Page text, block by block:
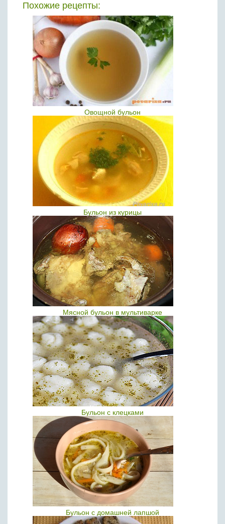
Похожие рецепты:
Овощной бульон
Бульон из курицы
Мясной бульон в мультиварке
Бульон с клецками
Бульон с домашней лапшой